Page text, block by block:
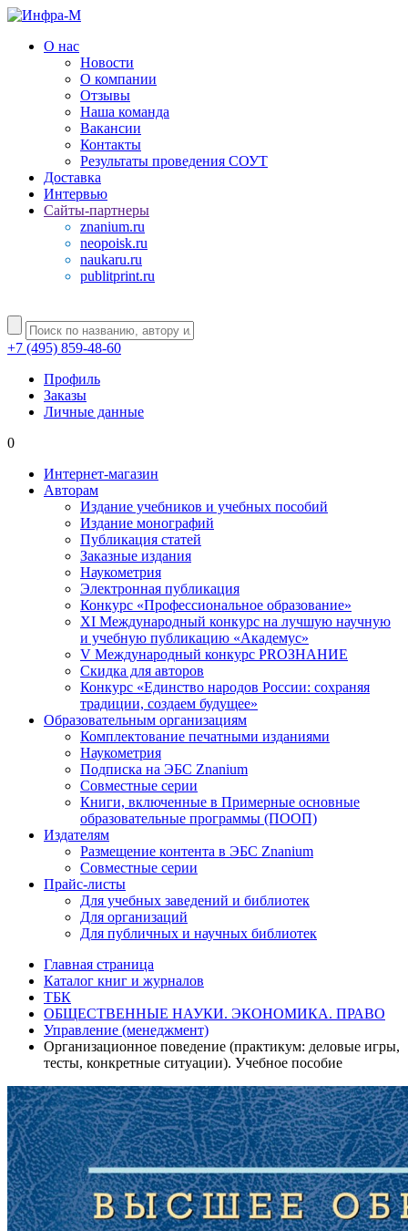
О нас
Новости
О компании
Отзывы
Наша команда
Вакансии
Контакты
Результаты проведения СОУТ
Доставка
Интервью
Сайты-партнеры
znanium.ru
neopoisk.ru
naukaru.ru
publitprint.ru
+7 (495) 859-48-60
Профиль
Заказы
Личные данные
0
Интернет-магазин
Авторам
Издание учебников и учебных пособий
Издание монографий
Публикация статей
Заказные издания
Наукометрия
Электронная публикация
Конкурс «Профессиональное образование»
XI Международный конкурс на лучшую научную
и учебную публикацию «Академус»
V Международный конкурс PROЗНАНИЕ
Скидка для авторов
Конкурс «Единство народов России: сохраняя
традиции, создаем будущее»
Образовательным организациям
Комплектование печатными изданиями
Наукометрия
Подписка на ЭБС Znanium
Совместные серии
Книги, включенные в Примерные основные
образовательные программы (ПООП)
Издателям
Размещение контента в ЭБС Znanium
Совместные серии
Прайс-листы
Для учебных заведений и библиотек
Для организаций
Для публичных и научных библиотек
Главная страница
Каталог книг и журналов
ТБК
ОБЩЕСТВЕННЫЕ НАУКИ. ЭКОНОМИКА. ПРАВО
Управление (менеджмент)
Организационное поведение (практикум: деловые игры,
тесты, конкретные ситуации). Учебное пособие